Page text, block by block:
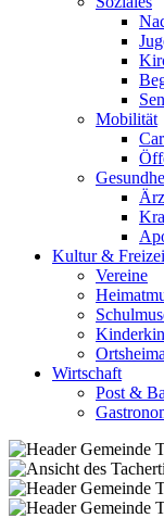
Mobilität
Kultur &
Vereine
Wirtschaft
Post &